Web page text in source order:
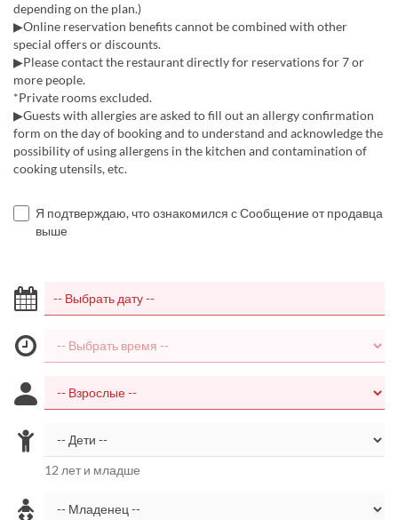
depending on the plan.)
▶Online reservation benefits cannot be combined with other
special offers or discounts.
▶Please contact the restaurant directly for reservations for 7 or
more people.
*Private rooms excluded.
▶Guests with allergies are asked to fill out an allergy confirmation
form on the day of booking and to understand and acknowledge the
possibility of using allergens in the kitchen and contamination of
cooking utensils, etc.
Я подтверждаю, что ознакомился с Сообщение от продавца
выше
12 лет и младше